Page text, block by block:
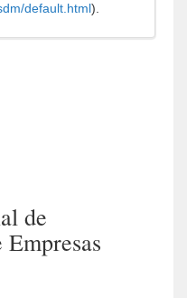
default.html).
de